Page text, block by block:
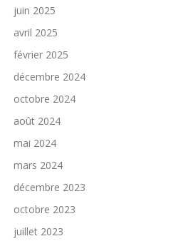
juin 2025
avril 2025
février 2025
décembre 2024
octobre 2024
août 2024
mai 2024
mars 2024
décembre 2023
octobre 2023
juillet 2023